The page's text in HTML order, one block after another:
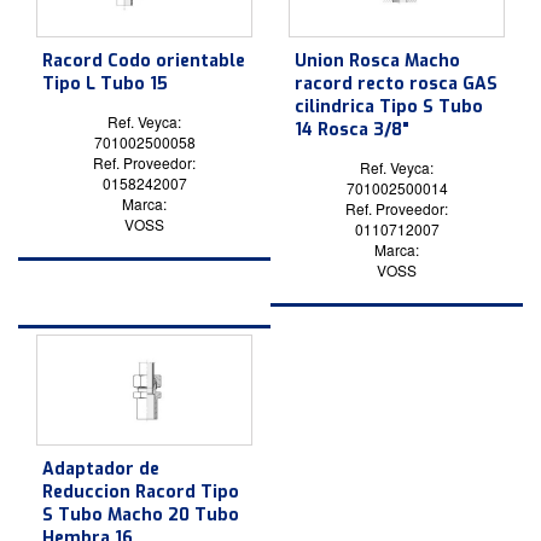
Racord Codo orientable
Tipo L Tubo 15
Ref. Veyca:
701002500058
Ref. Proveedor:
0158242007
Marca:
VOSS
Union Rosca Macho
racord recto rosca GAS
cilindrica Tipo S Tubo
14 Rosca 3/8"
Ref. Veyca:
701002500014
Ref. Proveedor:
0110712007
Marca:
VOSS
Adaptador de
Reduccion Racord Tipo
S Tubo Macho 20 Tubo